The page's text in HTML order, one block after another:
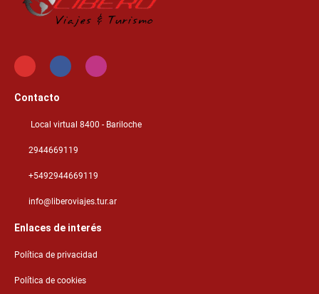
Contacto
Local virtual 8400 - Bariloche
2944669119
+5492944669119
info@liberoviajes.tur.ar
Enlaces de interés
Política de privacidad
Política de cookies